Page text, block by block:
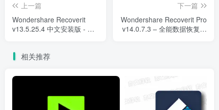
上一篇
Wondershare Recoverit
v13.5.25.4 中文安装版 - 强
下一篇
Wondershare Recoverit Pro
v14.0.7.3 – 全能数据恢复工
相关推荐